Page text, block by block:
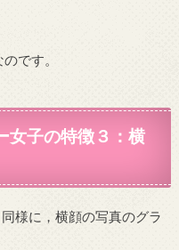
です。
女子の特徴３：横
様に，横顔の写真のグラ